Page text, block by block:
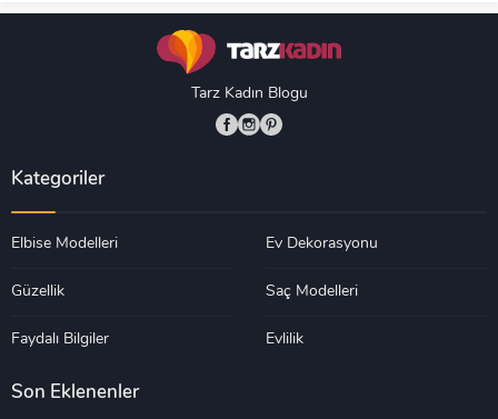
Tarz Kadın Blogu
Kategoriler
Elbise Modelleri Ev Dekorasyonu
Güzellik Saç Modelleri
Faydalı Bilgiler Evlilik
Son Eklenenler